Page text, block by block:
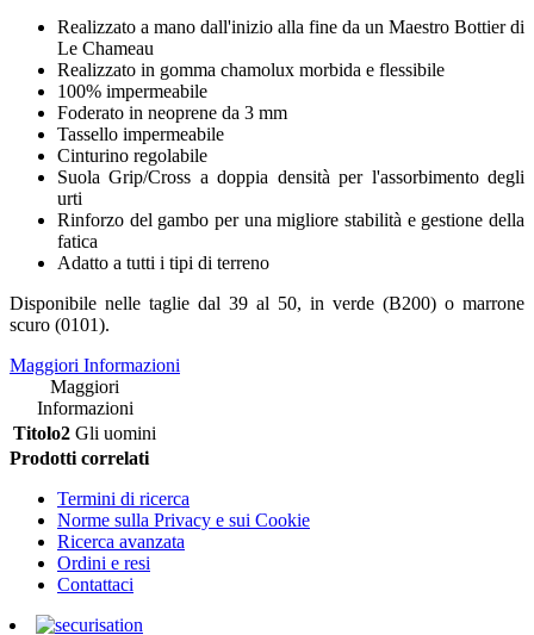
Realizzato a mano dall'inizio alla fine da un Maestro Bottier di
Le Chameau
Realizzato in gomma chamolux morbida e flessibile
100% impermeabile
Foderato in neoprene da 3 mm
Tassello impermeabile
Cinturino regolabile
Suola Grip/Cross a doppia densità per l'assorbimento degli
urti
Rinforzo del gambo per una migliore stabilità e gestione della
fatica
Adatto a tutti i tipi di terreno
Disponibile nelle taglie dal 39 al 50, in verde (B200) o marrone
scuro (0101).
Maggiori Informazioni
Maggiori
Informazioni
Titolo2 Gli uomini
Prodotti correlati
Termini di ricerca
Norme sulla Privacy e sui Cookie
Ricerca avanzata
Ordini e resi
Contattaci